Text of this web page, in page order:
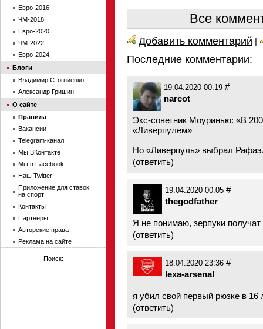
Все
Добавить комментарий |
Последние комментарии:
19.04.2020 00:19 #
narcot
Экс-советник Моуринью: «В
«Ливерпулем»
Но «Ливерпуль» выбрал
(ответить)
19.04.2020 00:05 #
thegodfather
Я не понимаю, зерпуки
(ответить)
18.04.2020 23:36 #
lexa-arsenal
я убил свой первый рюзке в 16
(ответить)
Евро-2016
ЧМ-2018
Евро-2020
ЧМ-2022
Евро-2024
Блоги
Владимир Стогниенко
Александр Гришин
О сайте
Правила
Вакансии
Telegram-канал
Мы ВКонтакте
Мы в Facebook
Наш Twitter
Приложение для ставок
на спорт
Контакты
Партнеры
Авторские права
Реклама на сайте
Поиск: